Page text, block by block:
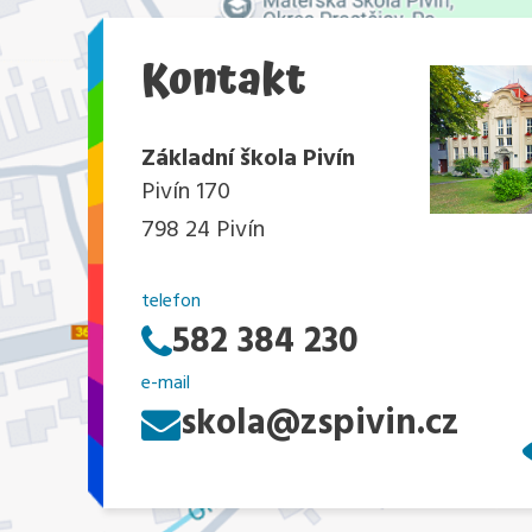
Kontakt
Základní škola Pivín
Pivín 170
798 24 Pivín
telefon
582 384 230
e-mail
skola@zspivin.cz